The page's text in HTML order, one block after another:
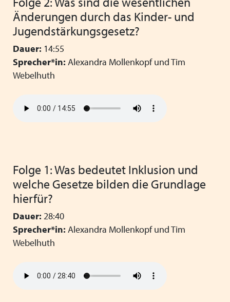
Änderungen durch das Kinder- und
Jugendstärkungsgesetz?
Dauer: 14:55
Sprecher*in: Alexandra Mollenkopf und Tim
Webelhuth
Folge 1: Was bedeutet Inklusion und
welche Gesetze bilden die Grundlage
hierfür?
Dauer: 28:40
Sprecher*in: Alexandra Mollenkopf und Tim
Webelhuth